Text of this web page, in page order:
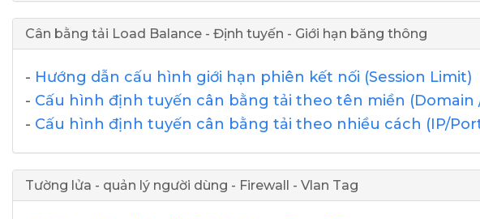
Cân bằng tải Load Balance - Định tuyến - Giới hạn băng thông
- Hướng dẫn cấu hình giới hạn phiên kết nối (Session Limit)
- Cấu hình định tuyến cân bằng tải theo tên miền (Domain
- Cấu hình định tuyến cân bằng tải theo nhiều cách (IP/
Tường lửa - quản lý người dùng - Firewall - Vlan Tag